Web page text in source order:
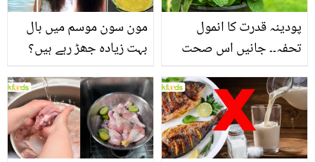
مون سون موسم میں بال
بہت زیادہ جھڑ رہے ہیں؟
بنانے کے چند قدرتی طریقے
پودینہ قدرت کا انمول
تحفہ۔۔ جانیں اس صحت
انگیز طبی فوائد